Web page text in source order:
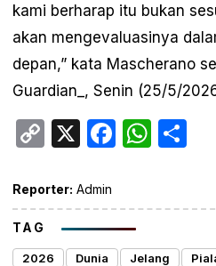
kami berharap itu bukan
akan mengevaluasinya
depan,” kata Mascherano
Guardian_, Senin (25/5/
Copy
X
Reporter: Admin
TAG
2026 Dunia Jelang